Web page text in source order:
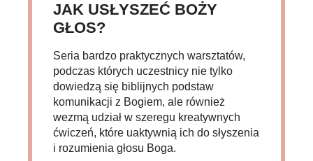
JAK USŁYSZEĆ BOŻY
GŁOS?
Seria bardzo praktycznych warsztatów,
podczas których uczestnicy nie tylko
dowiedzą się biblijnych podstaw
komunikacji z Bogiem, ale również
wezmą udział w szeregu kreatywnych
ćwiczeń, które uaktywnią ich do słyszenia
i rozumienia głosu Boga.